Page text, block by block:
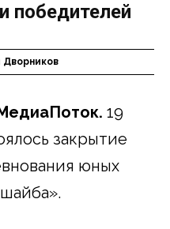
победителей
19
закрытие
юных